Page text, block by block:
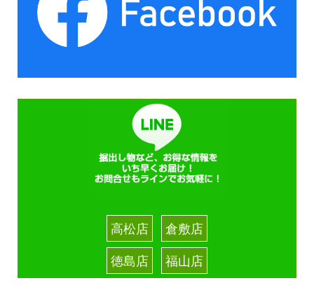
高松店
倉敷店
徳島店
福山店